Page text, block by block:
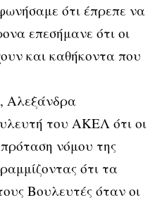
ότι έπρεπε να
επεσήμανε ότι οι
και καθήκοντα που
Αλεξάνδρα
του ΑΚΕΛ ότι οι
νόμου της
ότι τα
Βουλευτές όταν οι